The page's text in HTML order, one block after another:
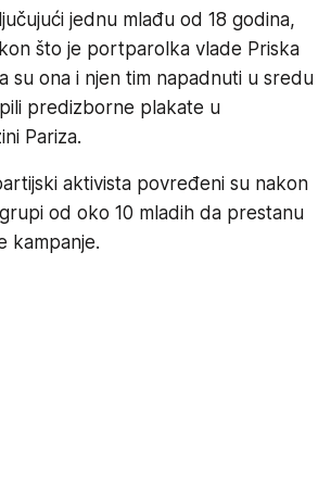
jednu mlađu od 18 godina,
što je portparolka vlade Priska
su ona i njen tim napadnuti u sredu
predizborne plakate u
Pariza.
aktivista povređeni su nakon
od oko 10 mladih da prestanu
kampanje.